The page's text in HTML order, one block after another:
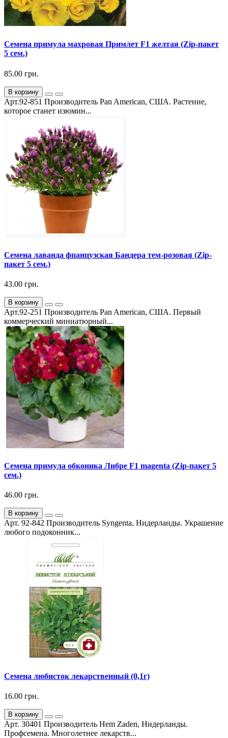
Семена примула махровая Примлет F1 желтая (Zip-пакет
5 сем.)
85.00 грн.
В корзину
Арт.92-851 Производитель Pan American, США. Растение,
которое станет изюмин...
Семена лаванда фпанцузская Бандера тем-розовая (Zip-
пакет 5 сем.)
43.00 грн.
В корзину
Арт.92-251 Производитель Pan American, США. Первый
коммерческий миниатюрный...
Семена примула обконика Либре F1 magenta (Zip-пакет 5
сем.)
46.00 грн.
В корзину
Арт. 92-842 Производитель Syngenta, Нидерланды. Украшение
любого подоконник...
Семена любисток лекарственный (0,1г)
16.00 грн.
В корзину
Арт. 30401 Производитель Hem Zaden, Нидерланды.
Профсемена. Многолетнее лекарств...